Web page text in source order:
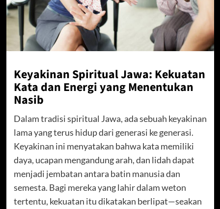
Keyakinan Spiritual Jawa: Kekuatan
Kata dan Energi yang Menentukan
Nasib
Dalam tradisi spiritual Jawa, ada sebuah keyakinan
lama yang terus hidup dari generasi ke generasi.
Keyakinan ini menyatakan bahwa kata memiliki
daya, ucapan mengandung arah, dan lidah dapat
menjadi jembatan antara batin manusia dan
semesta. Bagi mereka yang lahir dalam weton
tertentu, kekuatan itu dikatakan berlipat—seakan